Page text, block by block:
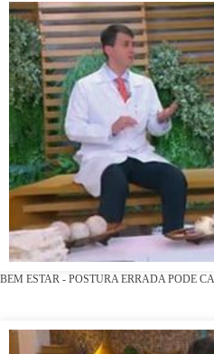
BEM ESTAR - POSTURA ERRADA PODE